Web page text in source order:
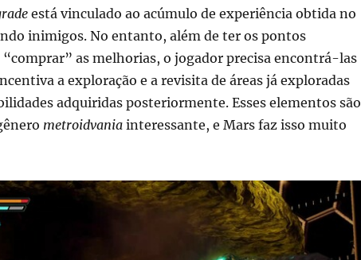
está vinculado ao acúmulo de experiência obtida no
inimigos. No entanto, além de ter os pontos
“comprar” as melhorias, o jogador precisa encontrá-las
a exploração e a revisita de áreas já exploradas
adquiridas posteriormente. Esses elementos são
metroidvaniainteressante, e Mars faz isso muito